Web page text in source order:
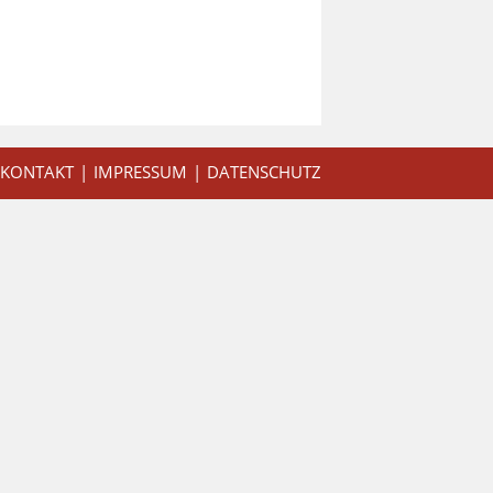
KONTAKT IMPRESSUM DATENSCHUTZ